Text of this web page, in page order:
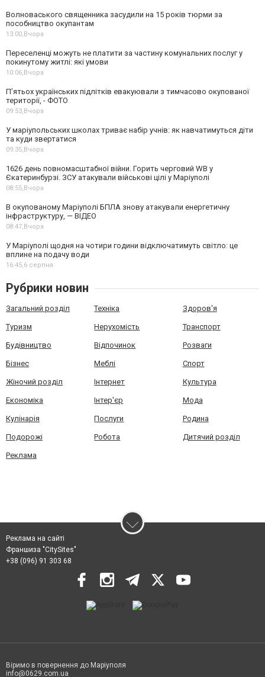
Волноваського священника засудили на 15 років тюрми за
пособництво окупантам
13:00,Вчора
Переселенці можуть не платити за частину комунальних послуг у
покинутому житлі: які умови
10:06,Вчора
П’ятьох українських підлітків евакуювали з тимчасово окупованої
території, - ФОТО
09:53,Вчора
У маріупольських школах триває набір учнів: як навчатимуться діти
та куди звертатися
09:35,Вчора
1626 день повномасштабної війни. Горить черговий WB у
Єкатеринбурзі. ЗСУ атакували військові цілі у Маріуполі
08:55,Вчора
В окупованому Маріуполі БПЛА знову атакували енергетичну
інфраструктуру, — ВІДЕО
08:47,Вчора
У Маріуполі щодня на чотири години відключатимуть світло: це
вплине на подачу води
16:45,6 серпня
Рубрики новин
Загальний розділ Техніка Здоров'я
Туризм Нерухомість Транспорт
Будівництво Відпочинок Розваги
Бізнес Меблі Спорт
Жіночий розділ Інтернет Культура
Економіка Інтер'єр Мода
Кулінарія Послуги Родина
Подорожі Робота Дитячий розділ
Реклама
Реклама на сайті
Франшиза "CitySites"
+38 (096) 91 303 68
Віримо в повернення до Маріуполя
info@0629.com.ua